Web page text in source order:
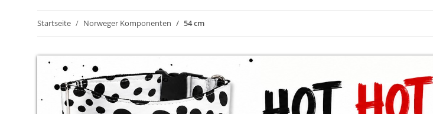
Startseite Norweger Komponenten 54 cm